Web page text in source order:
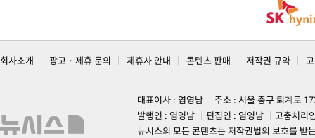
회사소개 광고 · 제휴 문의 제휴사 안내 콘텐츠 판매 저작권 규약
대표이사 : 염영남
주소 : 서울 중구 퇴계로
발행인 : 염영남
편집인 : 염영남
고충처리
뉴시스의 모든 콘텐츠는 저작권법의 보호를